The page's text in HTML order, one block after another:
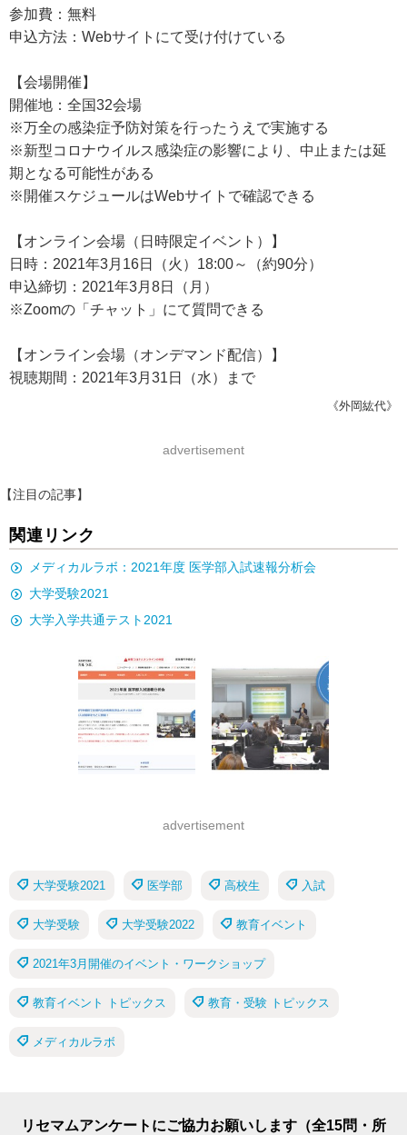
参加費：無料
申込方法：Webサイトにて受け付けている
【会場開催】
開催地：全国32会場
※万全の感染症予防対策を行ったうえで実施する
※新型コロナウイルス感染症の影響により、中止または延
期となる可能性がある
※開催スケジュールはWebサイトで確認できる
【オンライン会場（日時限定イベント）】
日時：2021年3月16日（火）18:00～（約90分）
申込締切：2021年3月8日（月）
※Zoomの「チャット」にて質問できる
【オンライン会場（オンデマンド配信）】
視聴期間：2021年3月31日（水）まで
《外岡紘代》
advertisement
【注目の記事】
関連リンク
メディカルラボ：2021年度 医学部入試速報分析会
大学受験2021
大学入学共通テスト2021
advertisement
大学受験2021 医学部 高校生 入試
大学受験 大学受験2022 教育イベント
2021年3月開催のイベント・ワークショップ
教育イベント トピックス 教育・受験 トピックス
メディカルラボ
リセマムアンケートにご協力お願いします（全15問・所